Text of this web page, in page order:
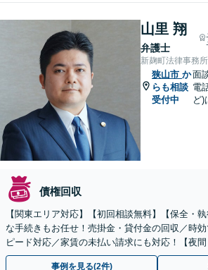
山里 翔
弁護士
新麹町法律事務所
狭山市 か
らも相談
受付中
面
電
ど)
債権回収
【関東エリア対応】【初回相談無料】【保全・
な手続きもお任せ！売掛金・貸付金の回収／時
ピード対応／家賃の未払い請求にも対応！【夜
全個室】
事例を見る(2件)